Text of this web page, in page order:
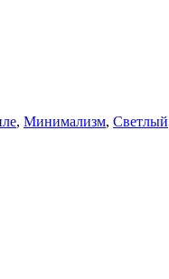
, Минимализм, Светлый